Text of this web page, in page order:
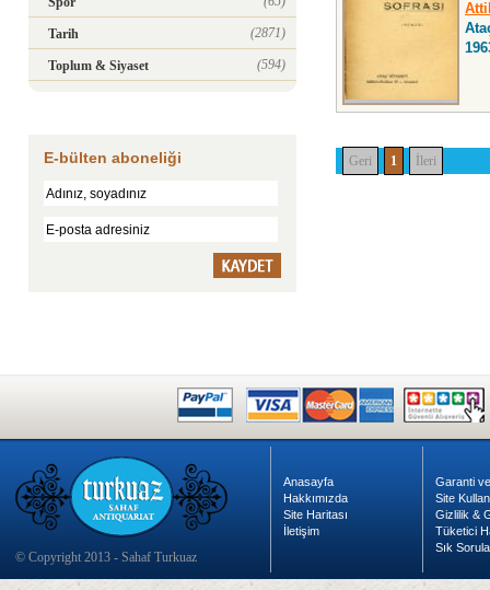
Tarih (2871)
Toplum & Siyaset (594)
E-bülten aboneliği Geri 1 İleri
© Copyright 2013 - Sahaf Turkuaz
Anasayfa
Hakkımızda
Site Haritası
İletişim
Garanti
Site
Gizlilik &
Tüketici
Sık